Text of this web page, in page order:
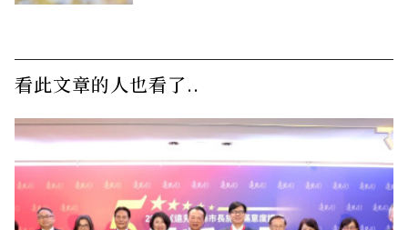
看此文章的人也看了..